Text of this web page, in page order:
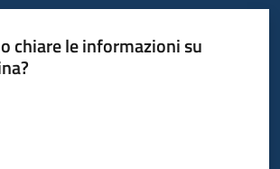
chiare le informazioni su